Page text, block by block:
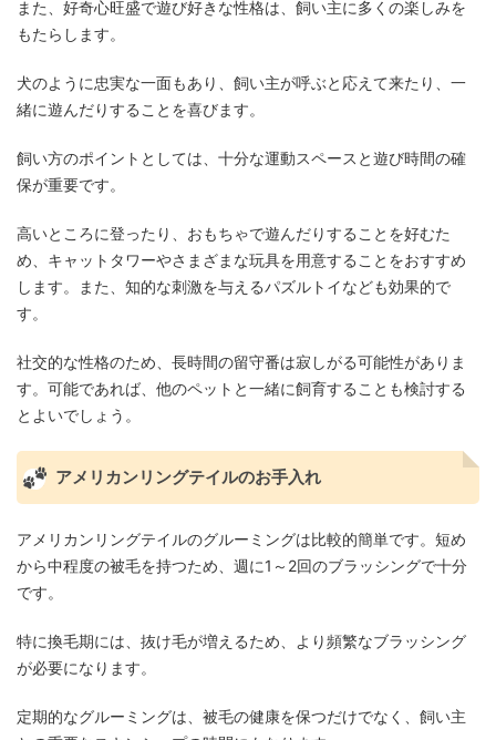
また、好奇心旺盛で遊び好きな性格は、飼い主に多くの楽しみを
もたらします。
犬のように忠実な一面もあり、飼い主が呼ぶと応えて来たり、一
緒に遊んだりすることを喜びます。
飼い方のポイントとしては、十分な運動スペースと遊び時間の確
保が重要です。
高いところに登ったり、おもちゃで遊んだりすることを好むた
め、キャットタワーやさまざまな玩具を用意することをおすすめ
します。また、知的な刺激を与えるパズルトイなども効果的で
す。
社交的な性格のため、長時間の留守番は寂しがる可能性がありま
す。可能であれば、他のペットと一緒に飼育することも検討する
とよいでしょう。
アメリカンリングテイルのお手入れ
アメリカンリングテイルのグルーミングは比較的簡単です。短め
から中程度の被毛を持つため、週に1～2回のブラッシングで十分
です。
特に換毛期には、抜け毛が増えるため、より頻繁なブラッシング
が必要になります。
定期的なグルーミングは、被毛の健康を保つだけでなく、飼い主